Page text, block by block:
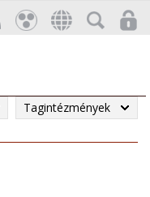
Tagintézmények